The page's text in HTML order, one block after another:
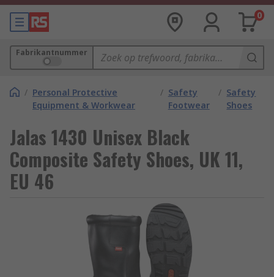
0
Fabrikantnummer
/ Personal Protective
Equipment & Workwear
/ Safety
Footwear
/ Safety
Shoes
Jalas 1430 Unisex Black
Composite Safety Shoes, UK 11,
EU 46